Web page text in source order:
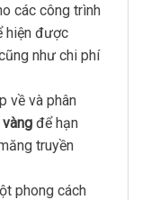
các công trình
hiện được
như chi phí
về và phân
để hạn
truyền
phong cách